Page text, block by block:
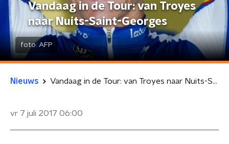
Vandaag in de Tour: van Troyes
naar Nuits-Saint-Georges
foto: AFP
Nieuws Vandaag in de Tour: van Troyes naar Nuits-Saint-Georges
vr 7 juli 2017 06:00